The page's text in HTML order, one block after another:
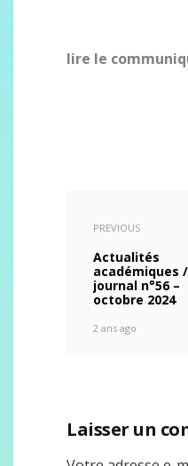
lire le
PREVIOUS
Actualités
académiques /
journal n°56 –
octobre 2024
2 ans ago
Laisser un